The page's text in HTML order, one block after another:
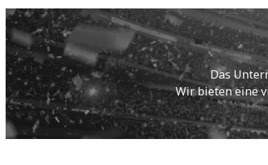
Das
Wir bieten eine